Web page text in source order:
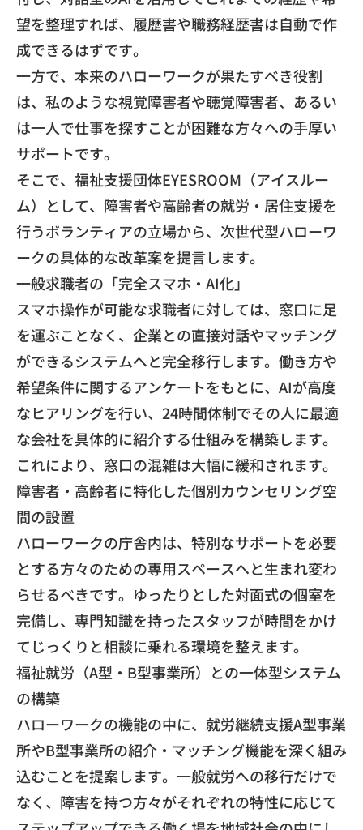
望を整理すれば、 履歴書や職務経歴書は自動で作
成できるはずです。
​一方で、本来のハローワークが果たすべき役割
は、 私のような視覚障害者や聴覚障害者、 あるい
は一人で仕事を探すことが困難な方々への手厚い
サポートです。
​そこで、福祉支援団体EYESROOM（アイスルー
ム） として、障害者や高齢者の就労・ 居住支援を
行うボランティアの立場から、 次世代型ハローワ
ークの具体的な改革案を提言します。
​一般求職者の「完全スマホ・AI化」
スマホ操作が可能な求職者に対しては、窓口に足
を運ぶことなく、 企業との直接対話やマッチング
ができるシステムへと完全移行します。働き方や
希望条件に関するアンケートをもとに、 AIが高度
なヒアリングを行い、 24時間体制でその人に最適
な会社を具体的に紹介する仕組みを構築します。
これにより、窓口の混雑は大幅に緩和されます。
​障害者・高齢者に特化した個別カウンセリング空
間の設置
ハローワークの庁舎内は、 特別なサポートを必要
とする方々のための専用スペースへと生まれ変わ
らせるべきです。ゆったりとした対面式の個室を
完備し、 専門知識を持ったスタッフが時間をかけ
てじっくりと相談に乗れる環境を整えます。
​福祉就労（A型・B型事業所）との一体型システム
の構築
ハローワークの機能の中に、 就労継続支援A型事業
所やB型事業所の紹介・ マッチング機能を深く組み
込むことを提案します。 一般就労への移行だけで
なく、 障害を持つ方々がそれぞれの特性に応じて